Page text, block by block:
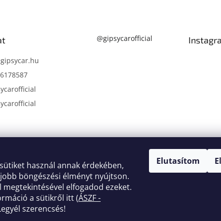
használ annak érdekében,
böngészési élményt nyújtson.
megtekintésével elfogadod ezeket.
a sütikről itt (ÁSZF -
szerencsés!
Elutasítom
gipsycar.hu
@gipsycarofficial